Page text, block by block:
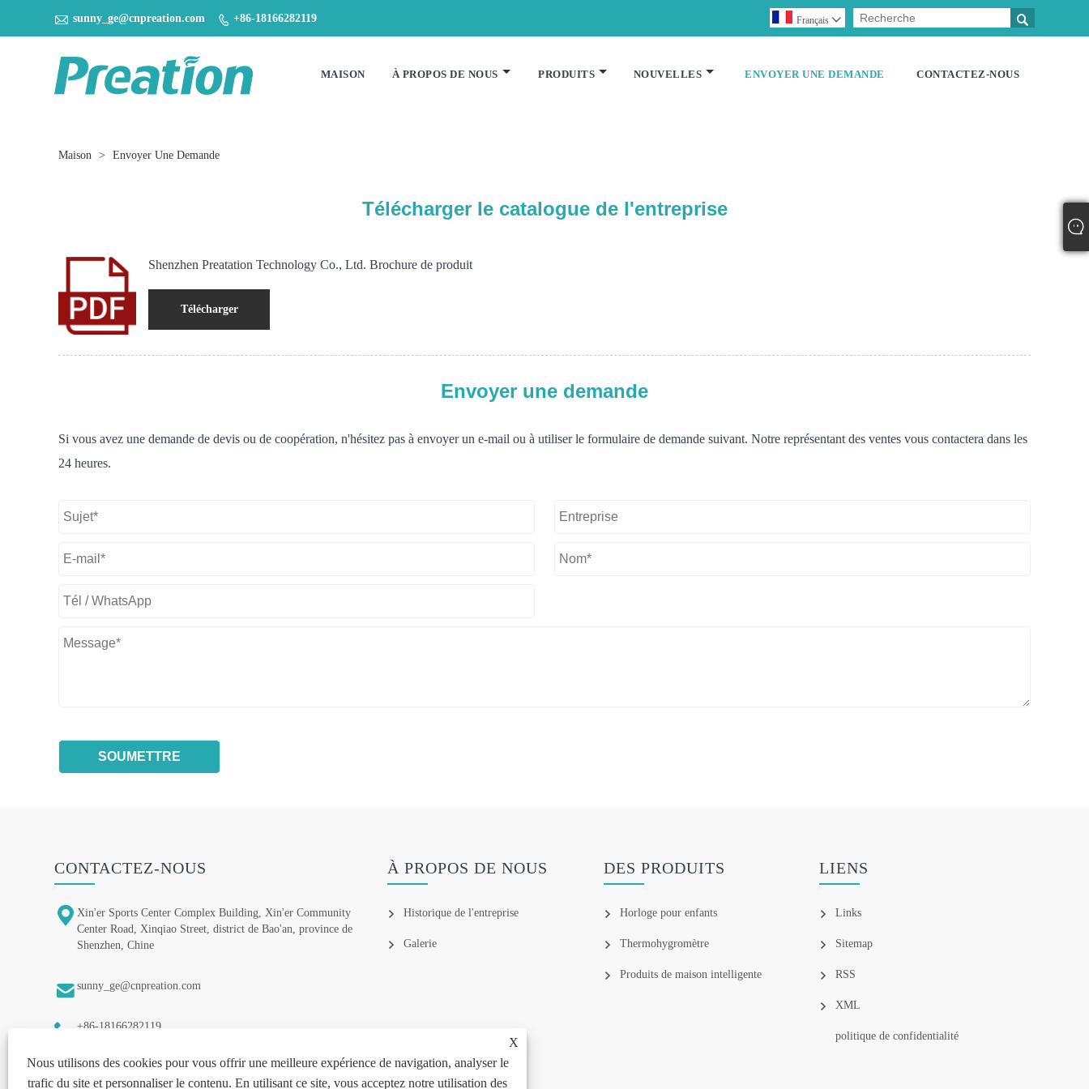
 sunny_ge@cnpreation.com  +86-18166282119 
Français 
MAISON À PROPOS DE NOUS PRODUITS NOUVELLES ENVOYER UNE DEMANDE CONTACTEZ-NOUS
Maison > Envoyer Une Demande
Télécharger le catalogue de l'entreprise
Shenzhen Preatation Technology Co., Ltd. Brochure de produit
Télécharger
Envoyer une demande
Si vous avez une demande de devis ou de coopération, n'hésitez pas à envoyer un e-mail ou à utiliser le formulaire de demande suivant. Notre représentant des ventes vous contactera dans les
24 heures.
X
Nous utilisons des cookies pour vous offrir une meilleure expérience de navigation, analyser le
trafic du site et personnaliser le contenu. En utilisant ce site, vous acceptez notre utilisation des
CONTACTEZ-NOUS
Xin'er Sports Center Complex Building, Xin'er Community
Center Road, Xinqiao Street, district de Bao'an, province de
Shenzhen, Chine
sunny_ge@cnpreation.com
 +86-18166282119
À PROPOS DE NOUS
Historique de l'entreprise
Galerie
DES PRODUITS
Horloge pour enfants
Thermohygromètre
Produits de maison intelligente
LIENS
Links
Sitemap
RSS
XML
politique de confidentialité